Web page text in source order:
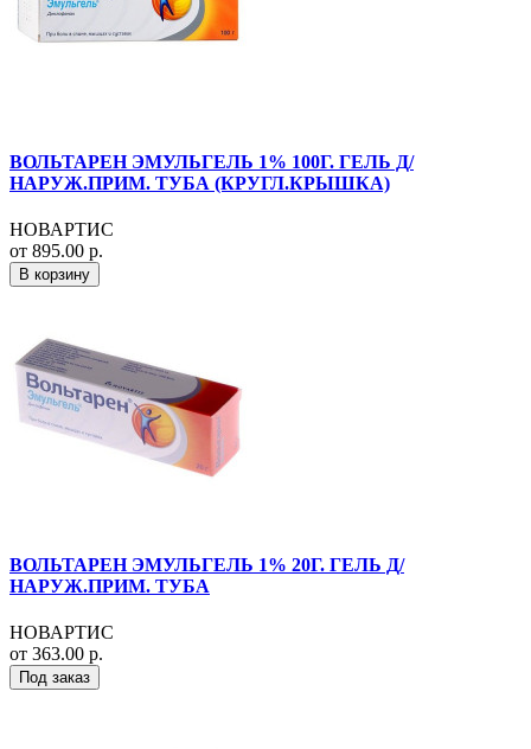
ВОЛЬТАРЕН ЭМУЛЬГЕЛЬ 1% 100Г. ГЕЛЬ Д/
НАРУЖ.ПРИМ. ТУБА (КРУГЛ.КРЫШКА)
НОВАРТИС
от 895.00 р.
В корзину
ВОЛЬТАРЕН ЭМУЛЬГЕЛЬ 1% 20Г. ГЕЛЬ Д/
НАРУЖ.ПРИМ. ТУБА
НОВАРТИС
от 363.00 р.
Под заказ